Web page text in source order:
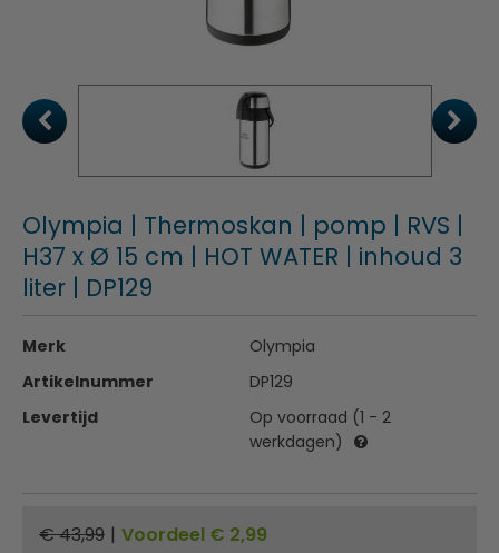
Olympia | Thermoskan | pomp | RVS |
H37 x Ø 15 cm | HOT WATER | inhoud 3
liter | DP129
Merk
Olympia
Artikelnummer
DP129
Levertijd
Op voorraad (1 - 2
werkdagen)
€ 43,99 | Voordeel € 2,99